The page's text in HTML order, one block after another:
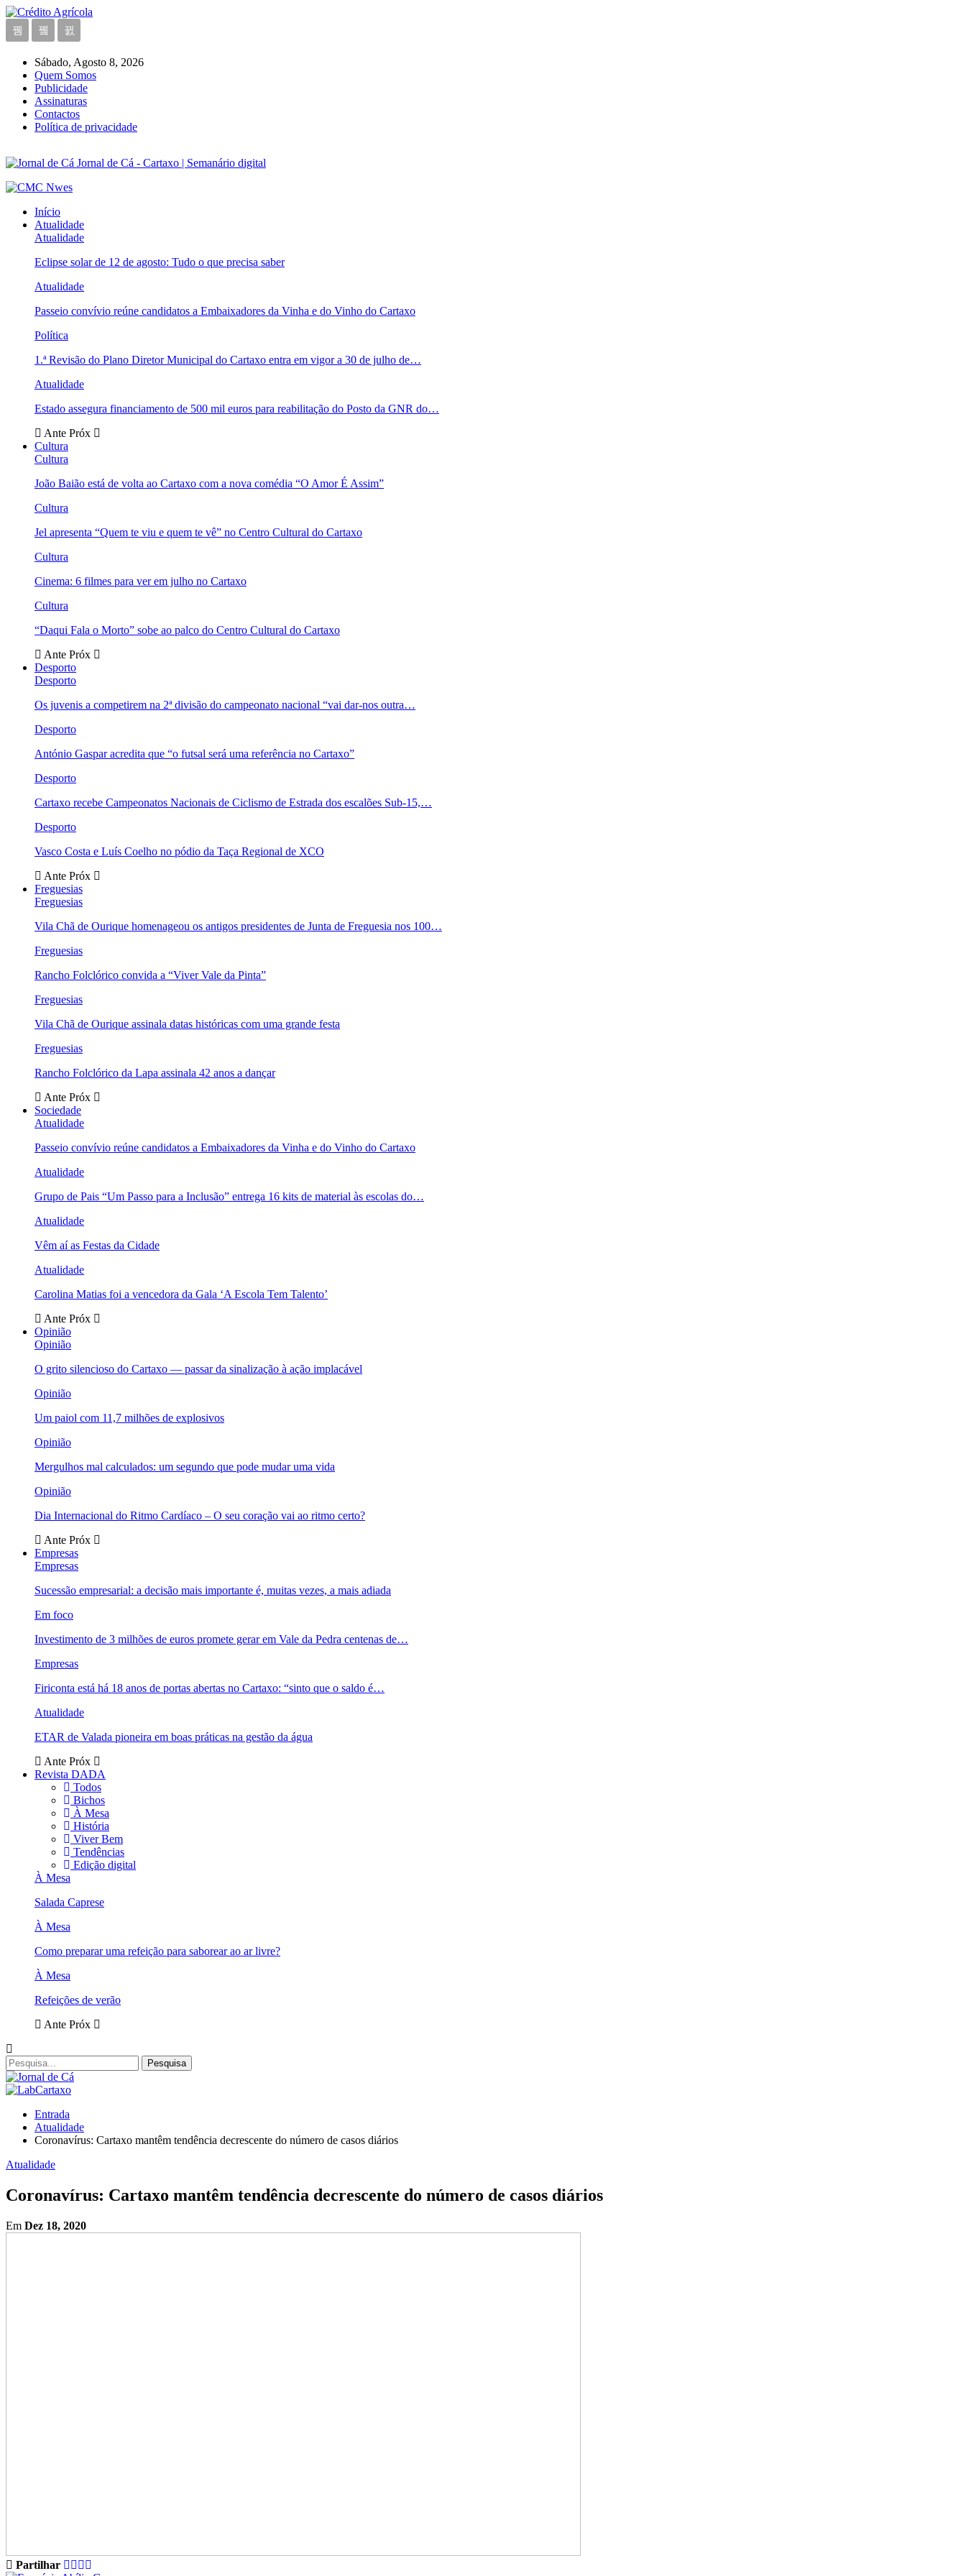
Sábado, Agosto 8, 2026
Quem Somos
Publicidade
Assinaturas
Contactos
Política de privacidade
Jornal de Cá - Cartaxo | Semanário digital
Início
Atualidade
Atualidade
Eclipse solar de 12 de agosto: Tudo o que precisa saber
Atualidade
Passeio convívio reúne candidatos a Embaixadores da Vinha e do Vinho do Cartaxo
Política
1.ª Revisão do Plano Diretor Municipal do Cartaxo entra em vigor a 30 de julho de…
Atualidade
Estado assegura financiamento de 500 mil euros para reabilitação do Posto da GNR do…
Ante Próx
Cultura
Cultura
João Baião está de volta ao Cartaxo com a nova comédia “O Amor É Assim”
Cultura
Jel apresenta “Quem te viu e quem te vê” no Centro Cultural do Cartaxo
Cultura
Cinema: 6 filmes para ver em julho no Cartaxo
Cultura
“Daqui Fala o Morto” sobe ao palco do Centro Cultural do Cartaxo
Ante Próx
Desporto
Desporto
Os juvenis a competirem na 2ª divisão do campeonato nacional “vai dar-nos outra…
Desporto
António Gaspar acredita que “o futsal será uma referência no Cartaxo”
Desporto
Cartaxo recebe Campeonatos Nacionais de Ciclismo de Estrada dos escalões Sub-15,…
Desporto
Vasco Costa e Luís Coelho no pódio da Taça Regional de XCO
Ante Próx
Freguesias
Freguesias
Vila Chã de Ourique homenageou os antigos presidentes de Junta de Freguesia nos 100…
Freguesias
Rancho Folclórico convida a “Viver Vale da Pinta”
Freguesias
Vila Chã de Ourique assinala datas históricas com uma grande festa
Freguesias
Rancho Folclórico da Lapa assinala 42 anos a dançar
Ante Próx
Sociedade
Atualidade
Passeio convívio reúne candidatos a Embaixadores da Vinha e do Vinho do Cartaxo
Atualidade
Grupo de Pais “Um Passo para a Inclusão” entrega 16 kits de material às escolas do…
Atualidade
Vêm aí as Festas da Cidade
Atualidade
Carolina Matias foi a vencedora da Gala ‘A Escola Tem Talento’
Ante Próx
Opinião
Opinião
O grito silencioso do Cartaxo — passar da sinalização à ação implacável
Opinião
Um paiol com 11,7 milhões de explosivos
Opinião
Mergulhos mal calculados: um segundo que pode mudar uma vida
Opinião
Dia Internacional do Ritmo Cardíaco – O seu coração vai ao ritmo certo?
Ante Próx
Empresas
Empresas
Sucessão empresarial: a decisão mais importante é, muitas vezes, a mais adiada
Em foco
Investimento de 3 milhões de euros promete gerar em Vale da Pedra centenas de…
Empresas
Firiconta está há 18 anos de portas abertas no Cartaxo: “sinto que o saldo é…
Atualidade
ETAR de Valada pioneira em boas práticas na gestão da água
Ante Próx
Revista DADA
Todos
Bichos
À Mesa
História
Viver Bem
Tendências
Edição digital
À Mesa
Salada Caprese
À Mesa
Como preparar uma refeição para saborear ao ar livre?
À Mesa
Refeições de verão
Ante Próx
Entrada
Atualidade
Coronavírus: Cartaxo mantêm tendência decrescente do número de casos diários
Atualidade
Coronavírus: Cartaxo mantêm tendência decrescente do número de casos diários
Em Dez 18, 2020
Partilhar